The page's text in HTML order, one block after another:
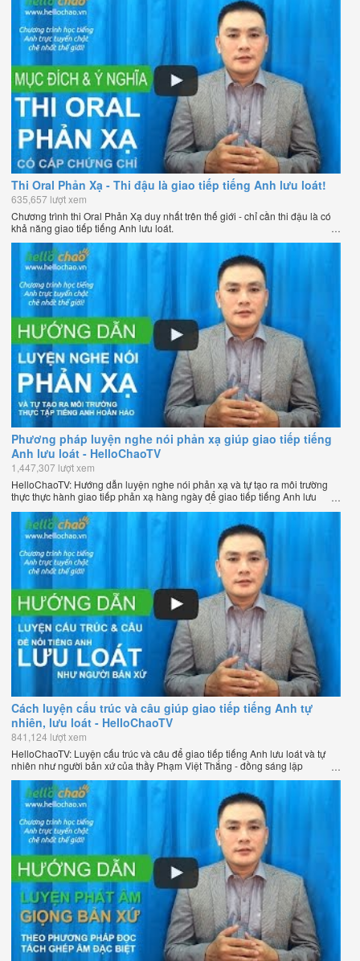
Thi Oral Phản Xạ - Thi đậu là giao tiếp tiếng Anh lưu loát!
635,657 lượt xem
Chương trình thi Oral Phản Xạ duy nhất trên thế giới - chỉ cần thi đậu là có
khả năng giao tiếp tiếng Anh lưu loát.
Phương pháp luyện nghe nói phản xạ giúp giao tiếp tiếng
Anh lưu loát - HelloChaoTV
1,447,307 lượt xem
HelloChaoTV: Hướng dẫn luyện nghe nói phản xạ và tự tạo ra môi trường
thực thực hành giao tiếp phản xạ hàng ngày để giao tiếp tiếng Anh lưu
loát như người bản xứ của thầy Phạm Việt Thắng - đồng sáng lập
HelloChao.vn - Chương trình dạy tiếng Anh trực tuyến chặt chẽ nhất thế
giới.
Cách luyện cấu trúc và câu giúp giao tiếp tiếng Anh tự
nhiên, lưu loát - HelloChaoTV
841,124 lượt xem
HelloChaoTV: Luyện cấu trúc và câu để giao tiếp tiếng Anh lưu loát và tự
nhiên như người bản xứ của thầy Phạm Việt Thắng - đồng sáng lập
HelloChao.vn - Trang web học tiếng Anh trực tuyến chặt chẽ nhất thế giới.